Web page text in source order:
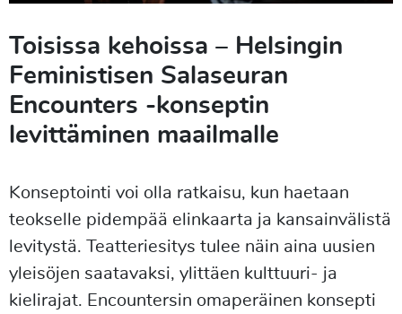
Toisissa kehoissa – Helsingin
Feministisen Salaseuran
Encounters -konseptin
levittäminen maailmalle
Konseptointi voi olla ratkaisu, kun haetaan
teokselle pidempää elinkaarta ja kansainvälistä
levitystä. Teatteriesitys tulee näin aina uusien
yleisöjen saatavaksi, ylittäen kulttuuri- ja
kielirajat. Encountersin omaperäinen konsepti